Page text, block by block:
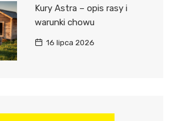
Kury Astra – opis rasy i
warunki chowu
16 lipca 2026